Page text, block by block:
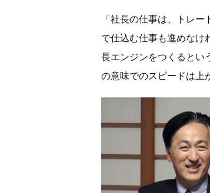
「社長の仕事は、トレ
で仕込む仕事も進めなけ
長エンジンをつくるとい
の意味でのスピードは上